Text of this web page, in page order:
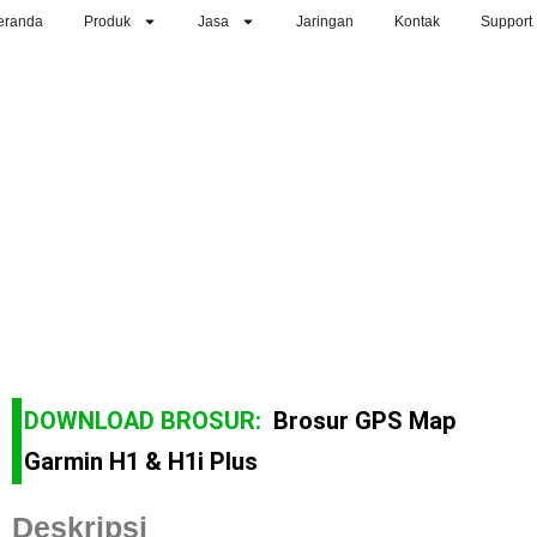
Produk Jasa Jaringan Kontak Support
DOWNLOAD BROSUR: Brosur GPS Map
Garmin H1 & H1i Plus
Deskripsi